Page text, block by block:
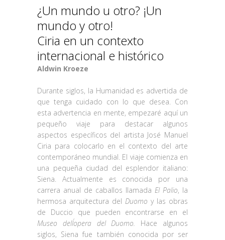
¿Un mundo u otro? ¡Un
mundo y otro!
Ciria en un contexto
internacional e histórico
Aldwin Kroeze
Durante siglos, la Humanidad es advertida de
que tenga cuidado con lo que desea. Con
esta advertencia en mente, empezaré aquí un
pequeño viaje para destacar algunos
aspectos específicos del artista José Manuel
Ciria para colocarlo en el contexto del arte
contemporáneo mundial. El viaje comienza en
una pequeña ciudad del esplendor italiano:
Siena. Actualmente es conocida por una
carrera anual de caballos llamada El Palio, la
hermosa arquitectura del Duomo y las obras
de Duccio
que pueden encontrarse en el
Museo dell´opera del Duomo. Hace algunos
siglos, Siena fue también conocida por ser